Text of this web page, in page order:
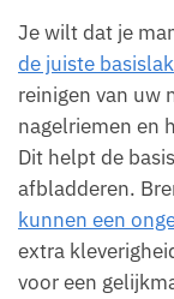
Je wilt dat je
de juiste
reinigen van uw
nagelriemen en
Dit helpt de
afbladderen.
kunnen een
extra
voor een